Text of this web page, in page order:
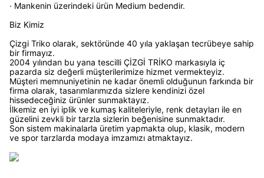
· Mankenin üzerindeki ürün Medium bedendir.
Biz Kimiz
Çizgi Triko olarak, sektöründe 40 yıla yaklaşan tecrübeye sahip
bir firmayız.
2004 yılından bu yana tescilli ÇİZGİ TRİKO markasıyla iç
pazarda siz değerli müşterilerimize hizmet vermekteyiz.
Müşteri memnuniyetinin ne kadar önemli olduğunun farkında bir
firma olarak, tasarımlarımızda sizlere kendinizi özel
hissedeceğiniz ürünler sunmaktayız.
İlkemiz en iyi iplik ve kumaş kaliteleriyle, renk detayları ile en
güzelini zevkli bir tarzla sizlerin beğenisine sunmaktadır.
Son sistem makinalarla üretim yapmakta olup, klasik, modern
ve spor tarzlarda modaya imzamızı atmaktayız.